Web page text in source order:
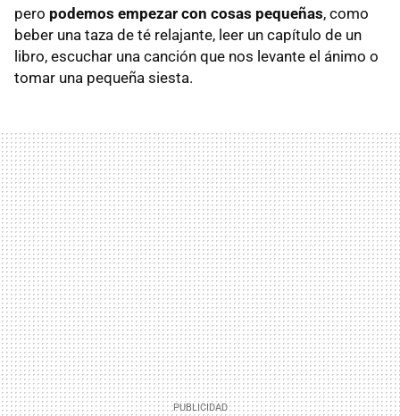
pero podemos empezar con cosas pequeñas, como
beber una taza de té relajante, leer un capítulo de un
libro, escuchar una canción que nos levante el ánimo o
tomar una pequeña siesta.